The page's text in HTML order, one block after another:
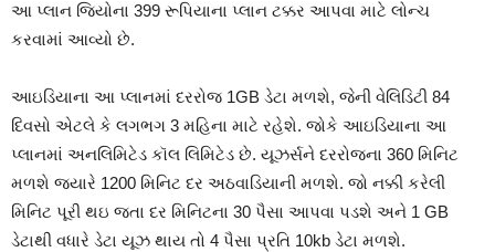
આ પ્લાન જિયોના 399 રૂપિયાના પ્લાન ટક્કર આપવા માટે લોન્ચ
કરવામાં આવ્યો છે.
આઇડિયાના આ પ્લાનમાં દરરોજ 1GB ડેટા મળશે, જેની વેલિડિટી 84
દિવસો એટલે કે લગભગ 3 મહિના માટે રહેશે. જોકે આઇડિયાના આ
પ્લાનમાં અનલિમિટેડ કૉલ લિમિટેડ છે. યૂઝર્સને દરરોજના 360 મિનિટ
મળશે જ્યારે 1200 મિનિટ દર અઠવાડિયાની મળશે. જો નક્કી કરેલી
મિનિટ પૂરી થઇ જતા દર મિનિટના 30 પૈસા આપવા પડશે અને 1 GB
ડેટાથી વધારે ડેટા યૂઝ થાય તો 4 પૈસા પ્રતિ 10kb ડેટા મળશે.